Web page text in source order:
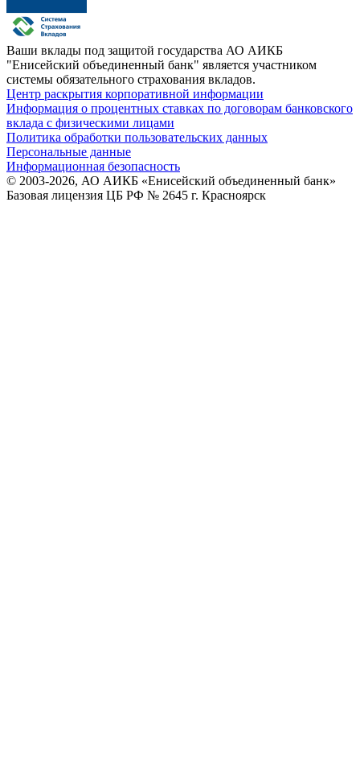
Ваши вклады под защитой государства АО АИКБ
"Енисейский объединенный банк" является участником
системы обязательного страхования вкладов.
Центр раскрытия корпоративной информации
Информация о процентных ставках по договорам банковского
вклада с физическими лицами
Политика обработки пользовательских данных
Персональные данные
Информационная безопасность
© 2003-2026, АО АИКБ «Енисейский объединенный банк»
Базовая лицензия ЦБ РФ № 2645 г. Красноярск